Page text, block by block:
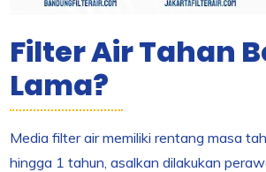
Filter Air Tahan
Lama?
Media filter air memiliki rentang masa
hingga 1 tahun, asalkan dilakukan